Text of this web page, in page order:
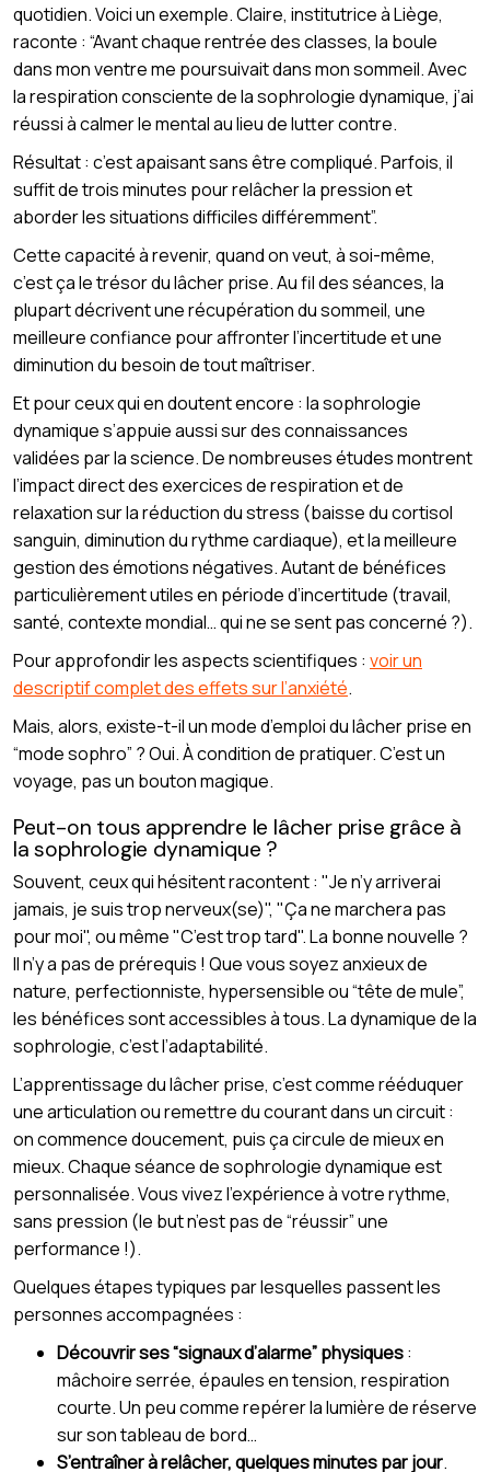
quotidien. Voici un exemple. Claire, institutrice à Liège,
raconte : “Avant chaque rentrée des classes, la boule
dans mon ventre me poursuivait dans mon sommeil. Avec
la respiration consciente de la sophrologie dynamique, j’ai
réussi à calmer le mental au lieu de lutter contre.
Résultat : c’est apaisant sans être compliqué. Parfois, il
suffit de trois minutes pour relâcher la pression et
aborder les situations difficiles différemment”.
Cette capacité à revenir, quand on veut, à soi-même,
c’est ça le trésor du lâcher prise. Au fil des séances, la
plupart décrivent une récupération du sommeil, une
meilleure confiance pour affronter l’incertitude et une
diminution du besoin de tout maîtriser.
Et pour ceux qui en doutent encore : la sophrologie
dynamique s’appuie aussi sur des connaissances
validées par la science. De nombreuses études montrent
l’impact direct des exercices de respiration et de
relaxation sur la réduction du stress (baisse du cortisol
sanguin, diminution du rythme cardiaque), et la meilleure
gestion des émotions négatives. Autant de bénéfices
particulièrement utiles en période d’incertitude (travail,
santé, contexte mondial… qui ne se sent pas concerné ?).
Pour approfondir les aspects scientifiques : voir un
descriptif complet des effets sur l’anxiété.
Mais, alors, existe-t-il un mode d’emploi du lâcher prise en
“mode sophro” ? Oui. À condition de pratiquer. C’est un
voyage, pas un bouton magique.
Peut-on tous apprendre le lâcher prise grâce à
la sophrologie dynamique ?
Souvent, ceux qui hésitent racontent : "Je n’y arriverai
jamais, je suis trop nerveux(se)", "Ça ne marchera pas
pour moi", ou même "C’est trop tard". La bonne nouvelle ?
Il n’y a pas de prérequis ! Que vous soyez anxieux de
nature, perfectionniste, hypersensible ou “tête de mule”,
les bénéfices sont accessibles à tous. La dynamique de la
sophrologie, c’est l’adaptabilité.
L’apprentissage du lâcher prise, c’est comme rééduquer
une articulation ou remettre du courant dans un circuit :
on commence doucement, puis ça circule de mieux en
mieux. Chaque séance de sophrologie dynamique est
personnalisée. Vous vivez l’expérience à votre rythme,
sans pression (le but n’est pas de “réussir” une
performance !).
Quelques étapes typiques par lesquelles passent les
personnes accompagnées :
Découvrir ses “signaux d’alarme” physiques:
mâchoire serrée, épaules en tension, respiration
courte. Un peu comme repérer la lumière de réserve
sur son tableau de bord…
S’entraîner à relâcher, quelques minutes par jour.